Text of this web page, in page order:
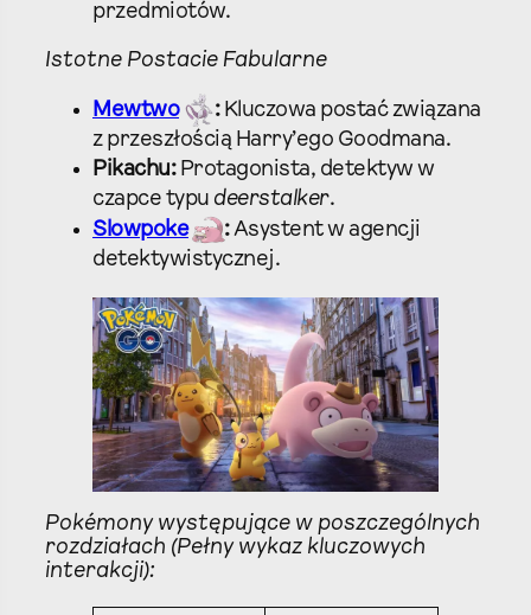
przedmiotów.
Istotne Postacie Fabularne
Mewtwo :Kluczowa postać związana
z przeszłością Harry’ego Goodmana.
Pikachu:Protagonista, detektyw w
czapce typu deerstalker.
Slowpoke
:Asystent w agencji
detektywistycznej.
Pokémony występujące w poszczególnych
rozdziałach (Pełny wykaz kluczowych
interakcji):